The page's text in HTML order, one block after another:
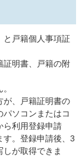
と戸籍個人事項証
証明書、戸籍の附
が、戸籍証明書の
ソコンまたはコ
ら利用登録申請
す。登録申請後、3
が取得できま